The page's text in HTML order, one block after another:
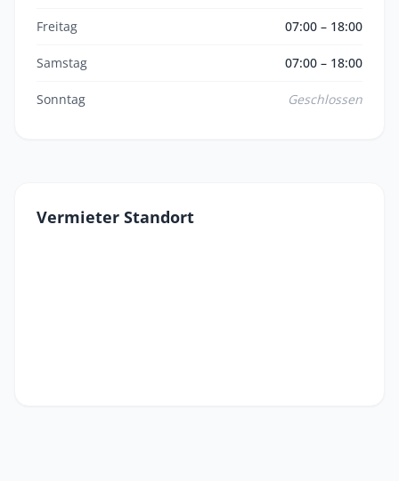
Freitag 07:00 – 18:00
Samstag 07:00 – 18:00
Sonntag Geschlossen
Vermieter Standort